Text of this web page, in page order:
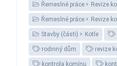
Řemeslné práce Revize
Řemeslné práce Revize
Stavby (části) Kotle
rodinný dům revize
kontrola komínu